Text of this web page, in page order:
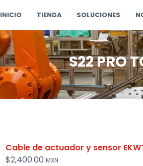
INICIO TIENDA SOLUCIONES
S22 PRO
Cable de actuador y sensor
$2,400.00 MXN